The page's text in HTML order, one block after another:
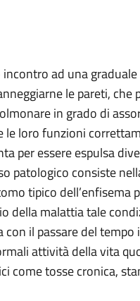
ad una
le pareti, che
in grado di
loro funzioni
per essere espulsa
patologico consiste
tipico dell’enfisema
della malattia tale
il passare del
attività della vita
come tosse cronica,